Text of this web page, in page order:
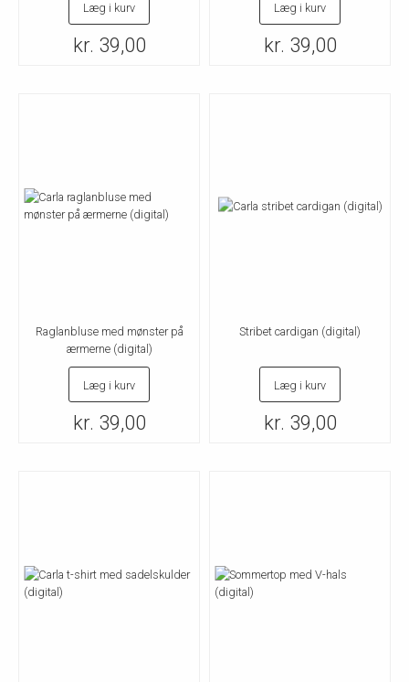
Læg i kurv
kr. 39,00
Læg i kurv
kr. 39,00
Raglanbluse med mønster på
ærmerne (digital)
Læg i kurv
kr. 39,00
Stribet cardigan (digital)
Læg i kurv
kr. 39,00